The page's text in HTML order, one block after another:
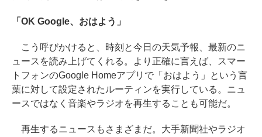
「OK Google、おはよう」
こう呼びかけると、時刻と今日の天気予報、最新のニ
ュースを読み上げてくれる。より正確に言えば、スマー
トフォンのGoogle Homeアプリで「おはよう」という言
葉に対して設定されたルーティンを実行している。ニュ
ースではなく音楽やラジオを再生することも可能だ。
再生するニュースもさまざまだ。大手新聞社やラジオ